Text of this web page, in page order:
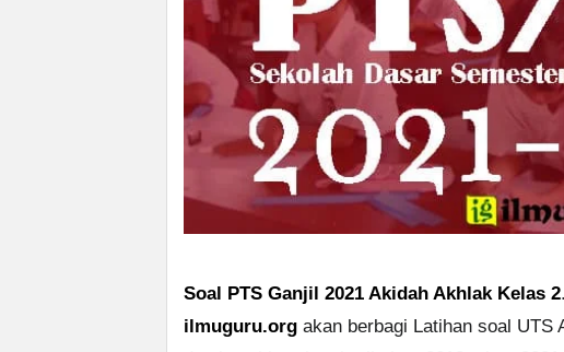
Soal PTS Ganjil 2021 Akidah Akhlak Kelas 2
ilmuguru.org akan berbagi Latihan soal